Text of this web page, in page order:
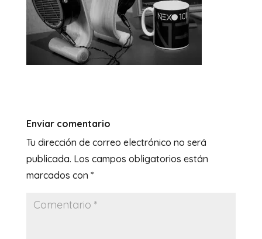
Enviar comentario
Tu dirección de correo electrónico no será
publicada. Los campos obligatorios están
marcados con *